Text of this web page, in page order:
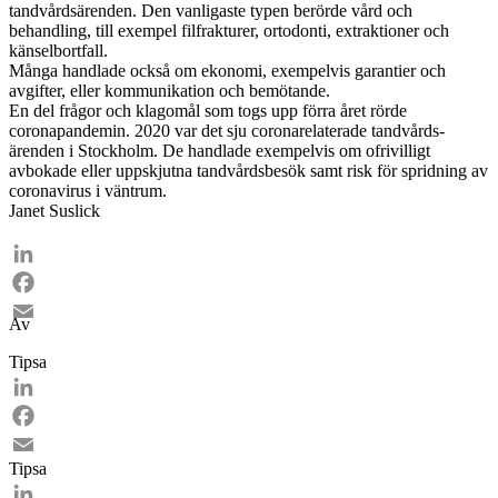
tandvårdsärenden. Den vanligaste typen berörde vård och
behandling, till exempel filfrakturer, ortodonti, extraktioner och
känselbortfall.
Många handlade också om ekonomi, exempelvis garantier och
avgifter, eller kommunikation och bemötande.
En del frågor och klagomål som togs upp förra året rörde
coronapandemin. 2020 var det sju coronarelaterade tand­vårds­
ärenden i Stockholm. De handlade exempelvis om ofrivilligt
avbokade eller uppskjutna tandvårdsbesök samt risk för spridning av
coronavirus i ­väntrum.
Janet Suslick
LinkedIn
Facebook
Av
Tipsa
LinkedIn
Facebook
Email
Tipsa